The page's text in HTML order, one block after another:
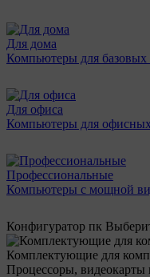
Для дома
Компьютеры для базовых
Для офиса
Компьютеры для офисных
Профессиональные
Компьютеры с мощной
Конфигуратор пк
Комплектующие для
Процессоры, видеокарты